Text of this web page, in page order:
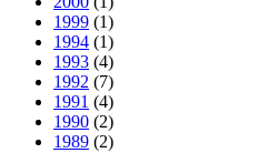
1999 (1)
1994 (1)
1993 (4)
1992 (7)
1991 (4)
1990 (2)
1989 (2)